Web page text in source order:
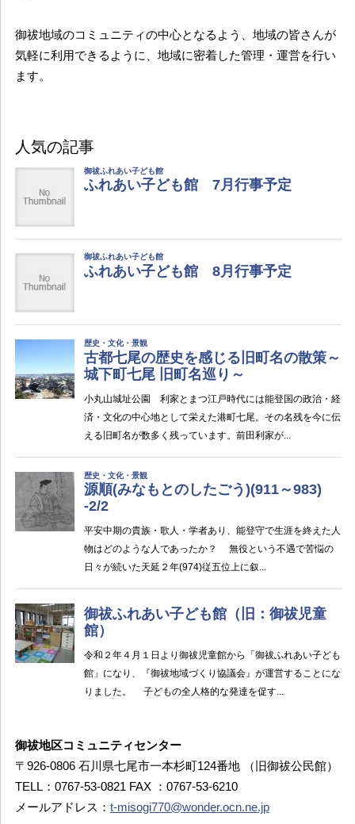
御祓地域のコミュニティの中心となるよう、地域の皆さんが
気軽に利用できるように、地域に密着した管理・運営を行い
ます。
人気の記事
御祓地区コミュニティセンター
〒926-0806 石川県七尾市一本杉町124番地 （旧御祓公民館）
TELL：0767-53-0821 FAX ：0767-53-6210
メールアドレス： t-misogi770@wonder.ocn.ne.jp